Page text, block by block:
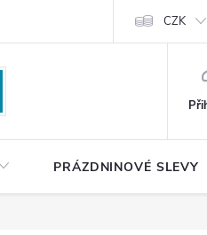
CZK
PRÁZDNINOVÉ SLEVY